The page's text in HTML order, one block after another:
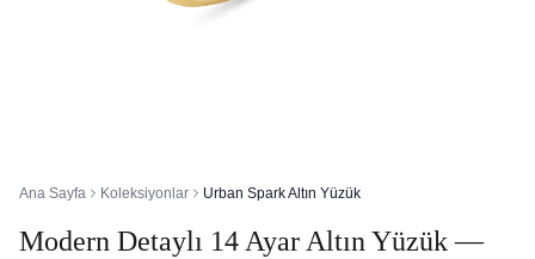
Ana Sayfa Koleksiyonlar Urban Spark Altın Yüzük
Modern Detaylı 14 Ayar Altın Yüzük —